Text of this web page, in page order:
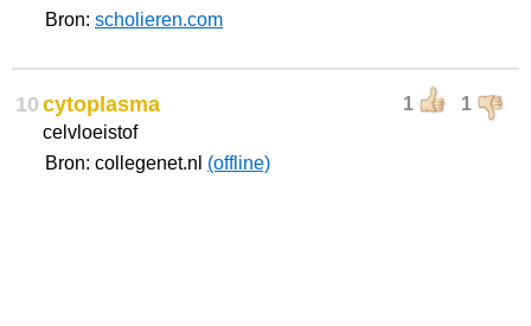
Bron: scholieren.com
10 1 1
cytoplasma
celvloeistof
Bron: collegenet.nl (offline)